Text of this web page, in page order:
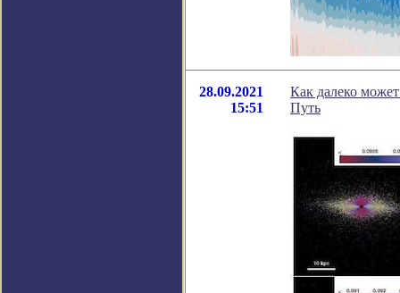
28.09.2021
15:51
Как далеко
Путь